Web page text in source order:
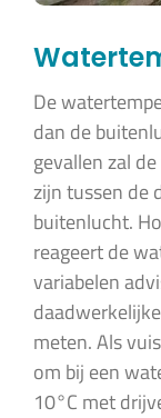
De
dan de
gevallen zal
zijn tussen de
buitenlucht.
reageert de
variabelen
meten. Als
om bij een
10°C met